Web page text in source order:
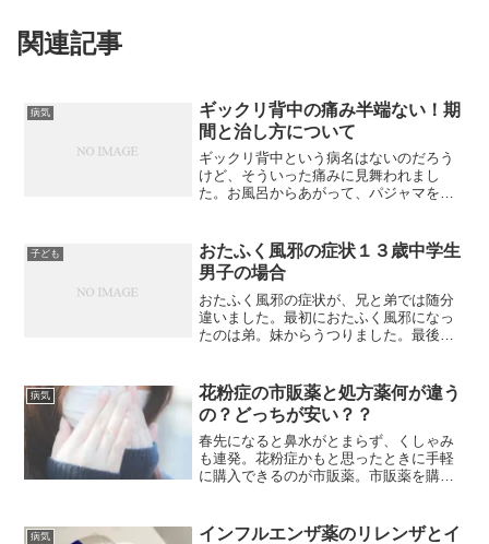
関連記事
病気
ギックリ背中の痛み半端ない！期
間と治し方について
ギックリ背中という病名はないのだろう
けど、そういった痛みに見舞われまし
た。お風呂からあがって、パジャマを着
ックリ！一瞬の一刺しのような感覚で痛
みが。この後はもう何をして...
子ども
おたふく風邪の症状１３歳中学生
男子の場合
おたふく風邪の症状が、兄と弟では随分
違いました。最初におたふく風邪になっ
たのは弟。妹からうつりました。最後に
ひどかったです。寝込む日が多かったで
す。そして心配していたあ...
病気
花粉症の市販薬と処方薬何が違う
の？どっちが安い？？
春先になると鼻水がとまらず、くしゃみ
も連発。花粉症かもと思ったときに手軽
に購入できるのが市販薬。市販薬を購入
ょうか。花粉症の市販薬と処方薬、調べ
病気
インフルエンザ薬のリレンザとイ